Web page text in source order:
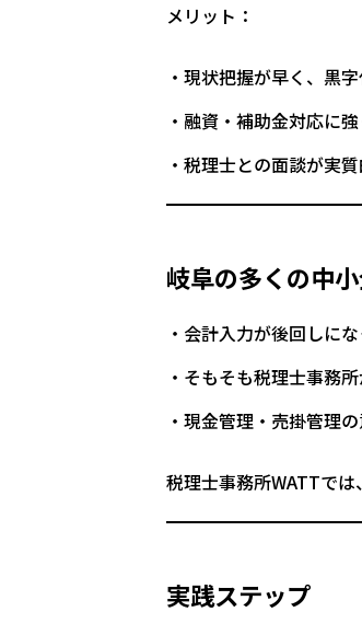
メリット：
現状把握が早く、黒
融資・補助金対応に
税理士との面談が実
岐阜の多くの中
会計入力が後回しに
そもそも税理士事務
現金管理・売掛管理
税理士事務所WATTでは
実践ステップ